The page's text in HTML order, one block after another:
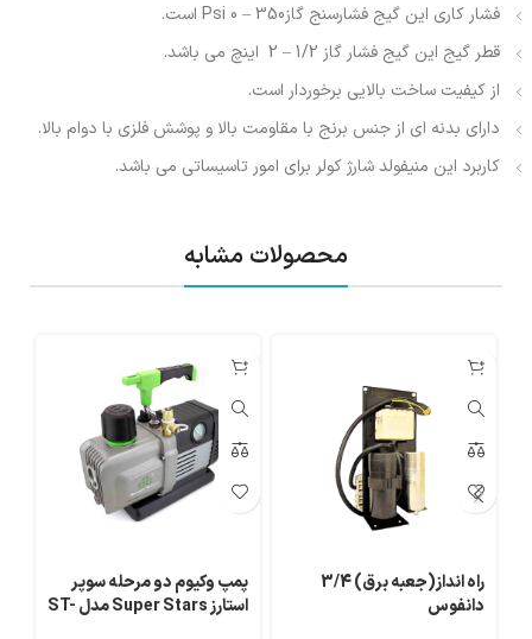
فشار کاری این گیج فشارسنج گاز350 – 0 Psi است.
قطر گیج این گیج فشار گاز 1/2 – 2 اینچ می باشد.
از کیفیت ساخت بالایی برخوردار است.
دارای بدنه ای از جنس برنج با مقاومت بالا و پوشش فلزی با دوام بالا.
کاربرد این منیفولد شارژ کولر برای امور تاسیساتی می باشد.
محصولات مشابه
راه انداز(جعبه برق) 3/4
دانفوس
پمپ وکیوم دو مرحله سوپر
استارز Super Stars مدل ST-